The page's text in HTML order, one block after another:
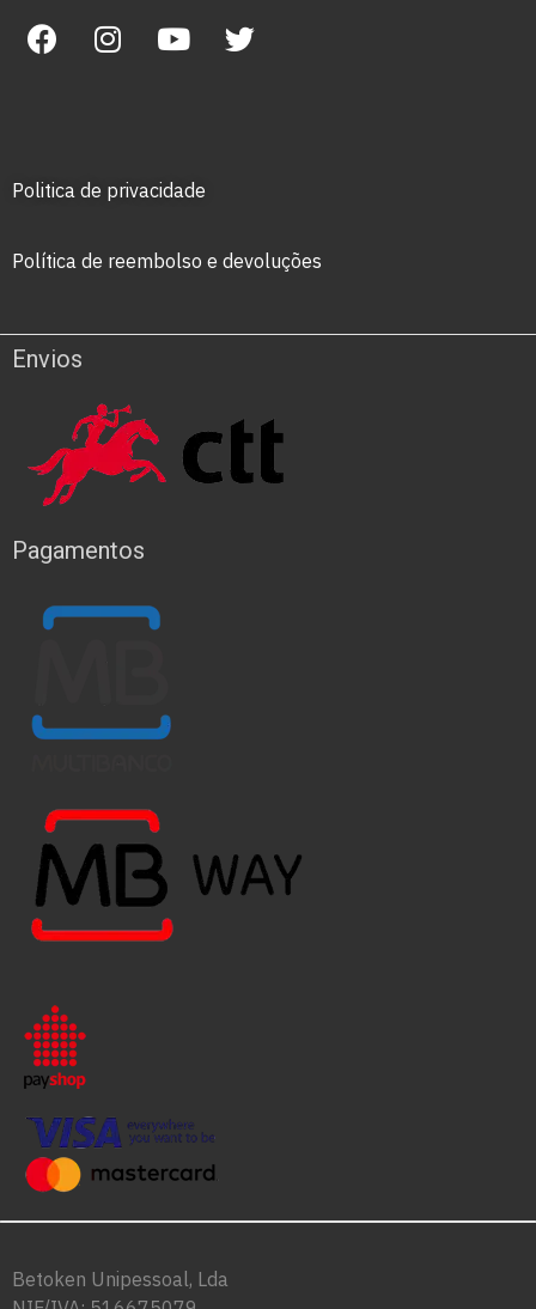
Politica de privacidade
Política de reembolso e devoluções
Envios
Pagamentos
Betoken Unipessoal, Lda